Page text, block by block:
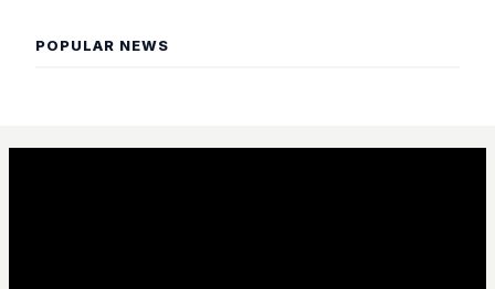
POPULAR NEWS